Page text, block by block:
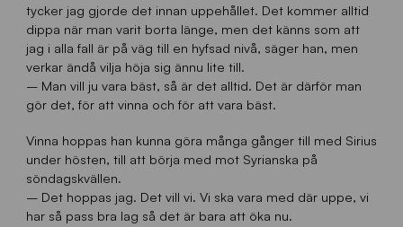
tycker jag gjorde det innan uppehållet. Det kommer alltid
dippa när man varit borta länge, men det känns som att
jag i alla fall är på väg till en hyfsad nivå, säger han, men
verkar ändå vilja höja sig ännu lite till.
– Man vill ju vara bäst, så är det alltid. Det är därför man
gör det, för att vinna och för att vara bäst.
Vinna hoppas han kunna göra många gånger till med Sirius
under hösten, till att börja med mot Syrianska på
söndagskvällen.
– Det hoppas jag. Det vill vi. Vi ska vara med där uppe, vi
har så pass bra lag så det är bara att öka nu.